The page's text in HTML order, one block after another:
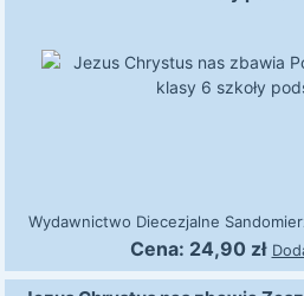
Wydawnictwo Diecezjalne
Cena: 24,90 zł